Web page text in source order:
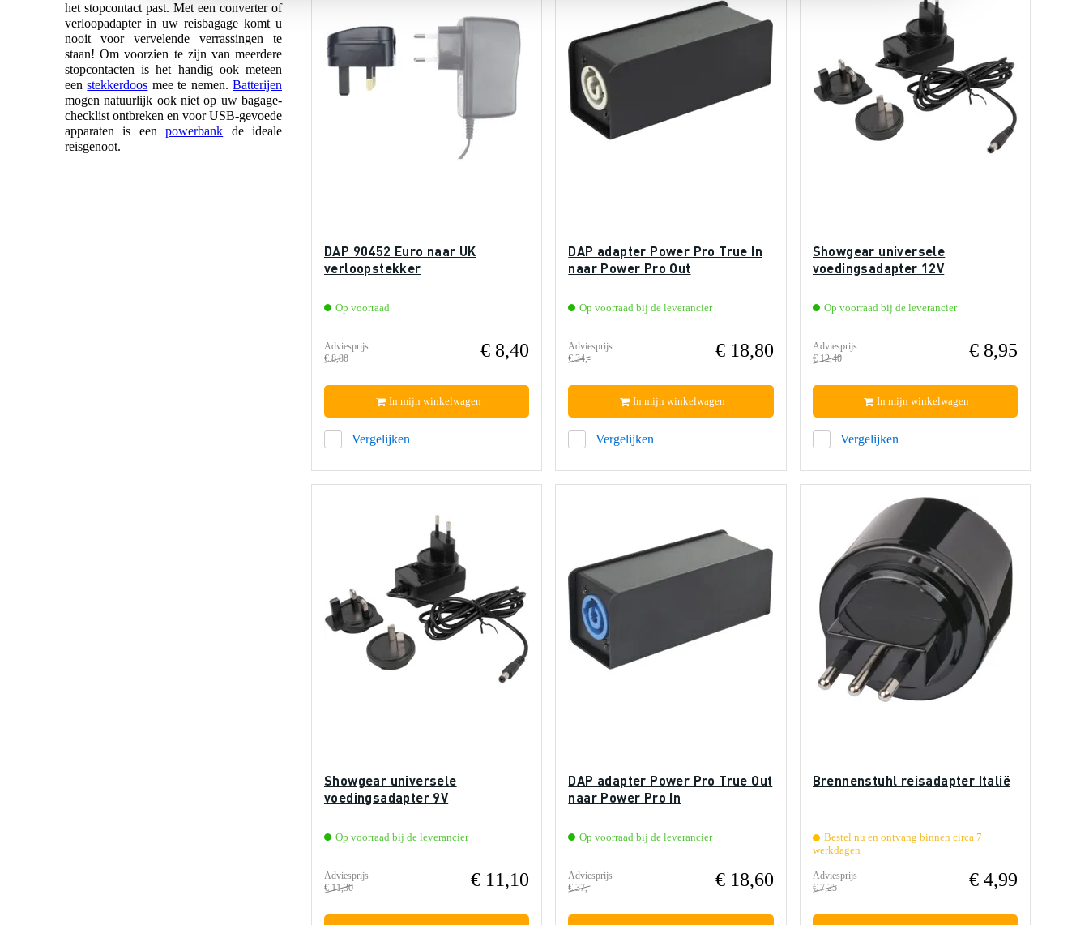
het stopcontact past. Met een converter of
verloopadapter in uw reisbagage komt u
nooit voor vervelende verrassingen te
staan! Om voorzien te zijn van meerdere
stopcontacten is het handig ook meteen
eenstekkerdoos mee te nemen.Batterijen
mogen natuurlijk ook niet op uw bagage-
checklist ontbreken en voor USB-gevoede
apparaten is eenpowerbank de ideale
reisgenoot.
DAP 90452 Euro naar UK
verloopstekker
Op voorraad
Adviesprijs
€ 8,80
€ 8,40
Vergelijken
In mijn winkelwagen
DAP adapter Power Pro True In
naar Power Pro Out
Op voorraad bij de leverancier
Adviesprijs
€ 34,-
€ 18,80
Vergelijken
In mijn winkelwagen
Showgear universele
voedingsadapter 12V
Op voorraad bij de leverancier
Adviesprijs
€ 12,40
€ 8,95
Vergelijken
In mijn winkelwagen
Showgear universele
voedingsadapter 9V
Op voorraad bij de leverancier
Adviesprijs
€ 11,30
€ 11,10
DAP adapter Power Pro True Out
naar Power Pro In
Op voorraad bij de leverancier
Adviesprijs
€ 37,-
€ 18,60
Brennenstuhl reisadapter Italië
Bestel nu en ontvang binnen circa 7
werkdagen
Adviesprijs
€ 7,25
€ 4,99